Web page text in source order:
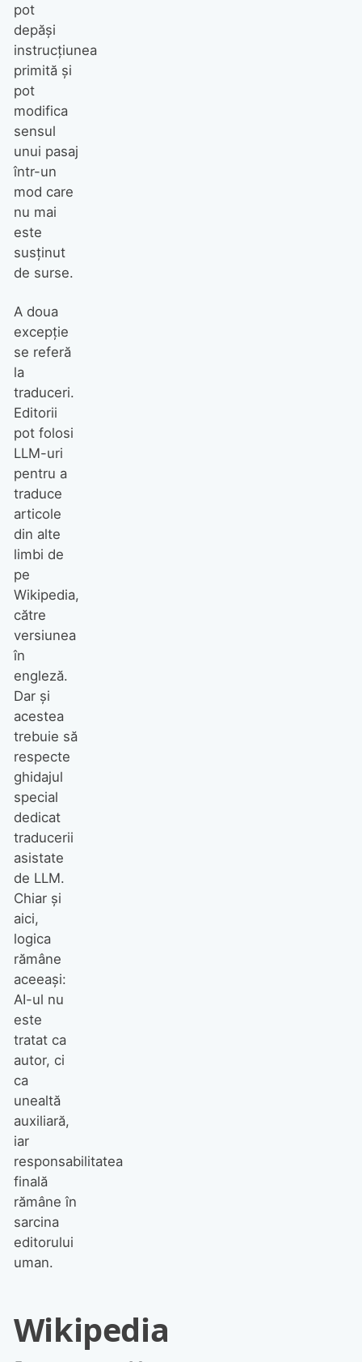
pot
depăși
instrucțiunea
primită și
pot
modifica
sensul
unui pasaj
într-un
mod care
nu mai
este
susținut
de surse.
A doua
excepție
se referă
la
traduceri.
Editorii
pot folosi
LLM-uri
pentru a
traduce
articole
din alte
limbi de
pe
Wikipedia,
către
versiunea
în
engleză.
Dar și
acestea
trebuie să
respecte
ghidajul
special
dedicat
traducerii
asistate
de LLM.
Chiar și
aici,
logica
rămâne
aceeași:
AI-ul nu
este
tratat ca
autor, ci
ca
unealtă
auxiliară,
iar
responsabilitatea
finală
rămâne în
sarcina
editorului
uman.
Wikipedia